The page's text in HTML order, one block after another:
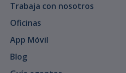
Trabaja con nosotros
Oficinas
App Móvil
Blog